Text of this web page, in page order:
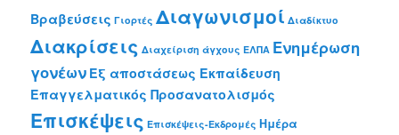
Βραβεύσεις Γιορτές Διαγωνισμοί Διαδίκτυο
Διακρίσεις Διαχείριση άγχους ΕΛΠΑ Ενημέρωση
γονέων Εξ αποστάσεως Εκπαίδευση
Επαγγελματικός Προσανατολισμός
Επισκέψεις Επισκέψεις-Εκδρομές Ημέρα